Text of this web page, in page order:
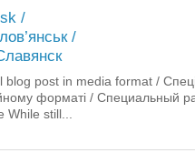
/
/
blog post in media format /
форматі / Специальный
While still...